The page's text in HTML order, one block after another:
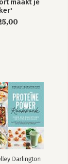
maakt je
Darlington